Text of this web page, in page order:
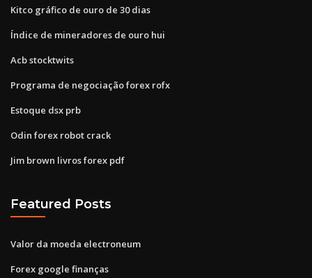
Kitco gráfico de ouro de 30 dias
Índice de mineradores de ouro hui
Acb stocktwits
Programa de negociação forex rofx
Estoque dsx prb
Odin forex robot crack
Jim brown livros forex pdf
Featured Posts
Valor da moeda electroneum
Forex google finanças